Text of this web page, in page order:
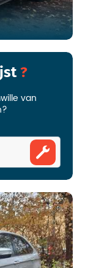
van